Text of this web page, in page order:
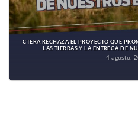
CTERA RECHAZA EL PROYECTO QUE
LAS TIERRAS Y LA ENTREGA DE
4 agosto,